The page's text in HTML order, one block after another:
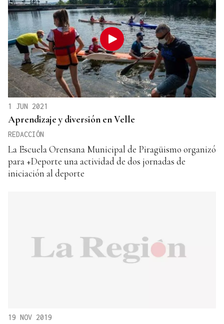
1 JUN 2021
Aprendizaje y diversión en Velle
REDACCIÓN
La Escuela Orensana Municipal de Piragüismo organizó
para +Deporte una actividad de dos jornadas de
iniciación al deporte
19 NOV 2019